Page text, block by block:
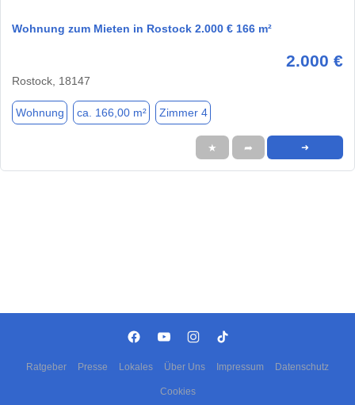
Wohnung zum Mieten in Rostock 2.000 € 166 m²
2.000 €
Rostock, 18147
Wohnung ca. 166,00 m² Zimmer 4
★ ➦ ➜
Ratgeber Presse Lokales Über Uns Impressum Datenschutz
Cookies